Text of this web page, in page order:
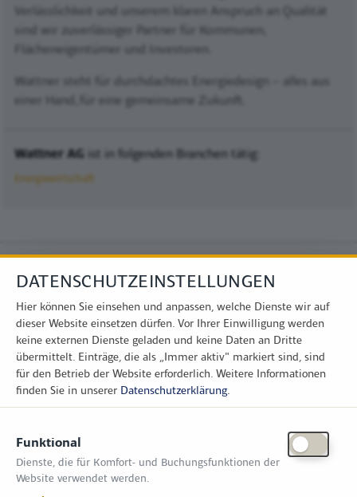
Verlässlichkeit und unserem klaren Anspruch an Qualität
sind wir zuverlässiger Partner für Kommunen,
Flächeneigentümer und Investoren.
Wattner steht für durchdachtes Energiedesign – alles aus
einer Hand, für eine gemeinsame Zukunft.
Wattner AG ist in folgenden Branchen tätig:
Energiewirtschaft
Zimper Media GmbH
Reinhardtstr. 31, 10117 Berlin
Tel.: +49 (0) 30 814 50 12 600
DATENSCHUTZEINSTELLUNGEN
Hier können Sie einsehen und anpassen, welche Dienste wir auf
dieser Website einsetzen dürfen. Vor Ihrer Einwilligung werden
keine externen Dienste geladen und keine Daten an Dritte
übermittelt. Einträge, die als „Immer aktiv" markiert sind, sind
für den Betrieb der Website erforderlich. Weitere Informationen
finden Sie in unserer Datenschutzerklärung.
Funktional
Dienste, die für Komfort- und Buchungsfunktionen der
Website verwendet werden.